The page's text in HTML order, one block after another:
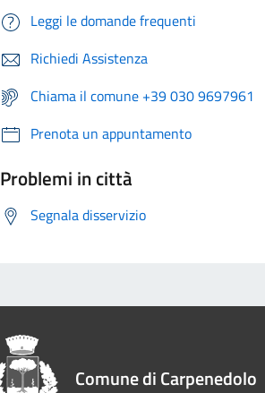
Leggi le domande frequenti
Richiedi Assistenza
Chiama il comune +39 030 9697961
Prenota un appuntamento
Problemi in città
Segnala disservizio
Comune di Carpenedolo